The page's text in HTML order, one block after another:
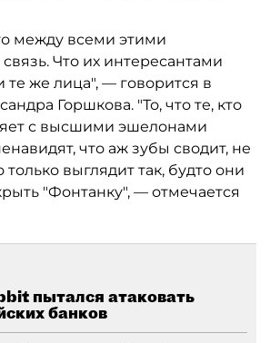
между всеми этими
Что их интересантами
те же лица", — говорится в
Горшкова. "То, что те, кто
с высшими эшелонами
что аж зубы сводит, не
только выглядит так, будто они
"Фонтанку", — отмечается
пытался атаковать
банков